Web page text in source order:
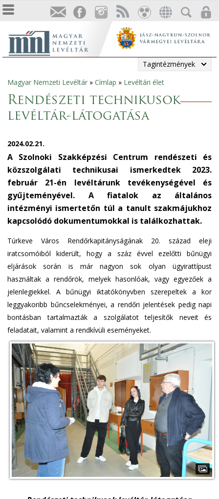
Tagintézmények
Jelenlegi
hely
Magyar Nemzeti Levéltár » Címlap » Levéltári élet
Rendészeti technikusok
levéltár-látogatása
2024.02.21.
A Szolnoki Szakképzési Centrum rendészeti és
közszolgálati technikusai ismerkedtek 2023.
február 21-én levéltárunk tevékenységével és
gyűjteményével. A fiatalok az általános
intézményi ismertetőn túl a tanult szakmájukhoz
kapcsolódó dokumentumokkal is találkozhattak.
Túrkeve Város Rendőrkapitányságának 20. század eleji
iratcsomóiból kiderült, hogy a száz évvel ezelőtti bűnügyi
eljárások során is már nagyon sok olyan ügyirattípust
használtak a rendőrök, melyek hasonlóak, vagy egyezőek a
jelenlegiekkel. A bűnügyi iktatókönyvben szerepeltek a kor
leggyakoribb bűncselekményei, a rendőri jelentések pedig napi
bontásban tartalmazták a szolgálatot teljesítők neveit és
feladatait, valamint a rendkívüli eseményeket.